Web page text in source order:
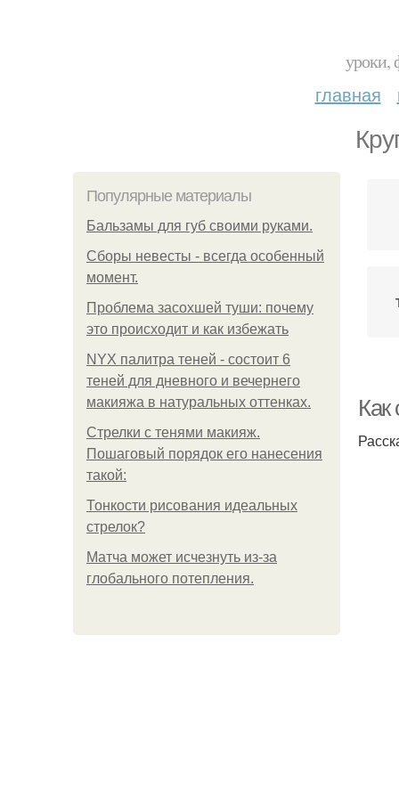
уроки,
главная
Популярные материалы
Бальзамы для губ своими руками.
Сборы невесты - всегда особенный
момент.
Проблема засохшей туши: почему
это происходит и как избежать
NYX палитра теней - состоит 6
теней для дневного и вечернего
макияжа в натуральных оттенках.
Стрелки с тенями макияж.
Пошаговый порядок его нанесения
такой:
Тонкости рисования идеальных
стрелок?
Матча может исчезнуть из-за
глобального потепления.
Как